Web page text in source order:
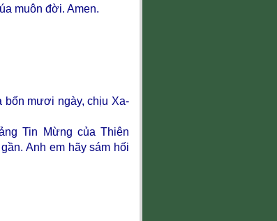
muôn đời. Amen.
bốn mươi ngày, chịu Xa-
Tin Mừng của Thiên
Anh em hãy sám hối